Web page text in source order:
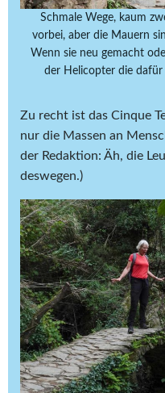
Schmale Wege, kaum
vorbei, aber die Mauern
Wenn sie neu gemacht
der Helicopter die dafür
Zu recht ist das Cinque
nur die Massen an
der Redaktion: Äh, die
deswegen.)